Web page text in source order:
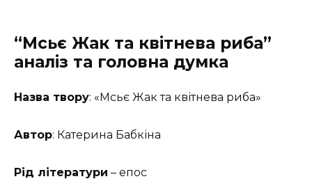
“Мсьє Жак та квітнева риба”
аналіз та головна думка
Назва твору: «Мсьє Жак та квітнева риба»
Автор: Катерина Бабкіна
Рід літератури – епос